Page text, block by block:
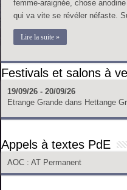
femme-araignée, chose
qui va vite se révéler néfaste.
Lire la suite »
Festivals et salons à
19/09/26 - 20/09/26
Etrange Grande dans Hettange
Appels à textes PdE
AOC : AT Permanent